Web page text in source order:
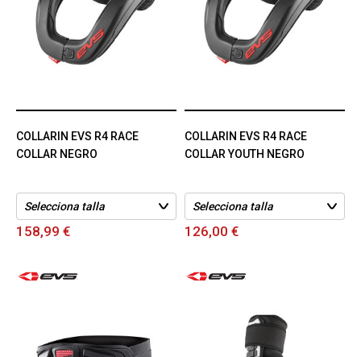
COLLARIN EVS R4 RACE
COLLAR NEGRO
158,99 €
COLLARIN EVS R4 RACE
COLLAR YOUTH NEGRO
126,00 €